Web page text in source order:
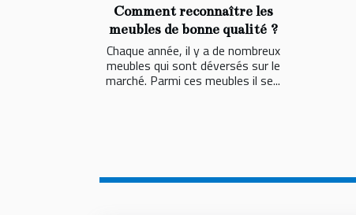
Comment reconnaître les
meubles de bonne qualité ?
Chaque année, il y a de nombreux
meubles qui sont déversés sur le
marché. Parmi ces meubles il se...